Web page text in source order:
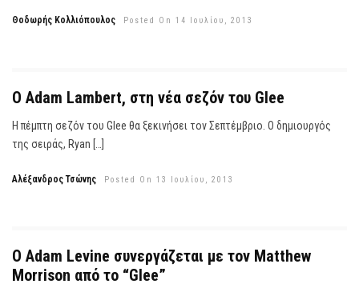
Θοδωρής Κολλιόπουλος Posted On 14 Ιουλίου, 2013
O Adam Lambert, στη νέα σεζόν του Glee
Η πέμπτη σεζόν του Glee θα ξεκινήσει τον Σεπτέμβριο. Ο δημιουργός
της σειράς, Ryan […]
Αλέξανδρος Τσώνης Posted On 13 Ιουλίου, 2013
O Adam Levine συνεργάζεται με τον Matthew
Morrison από το “Glee”